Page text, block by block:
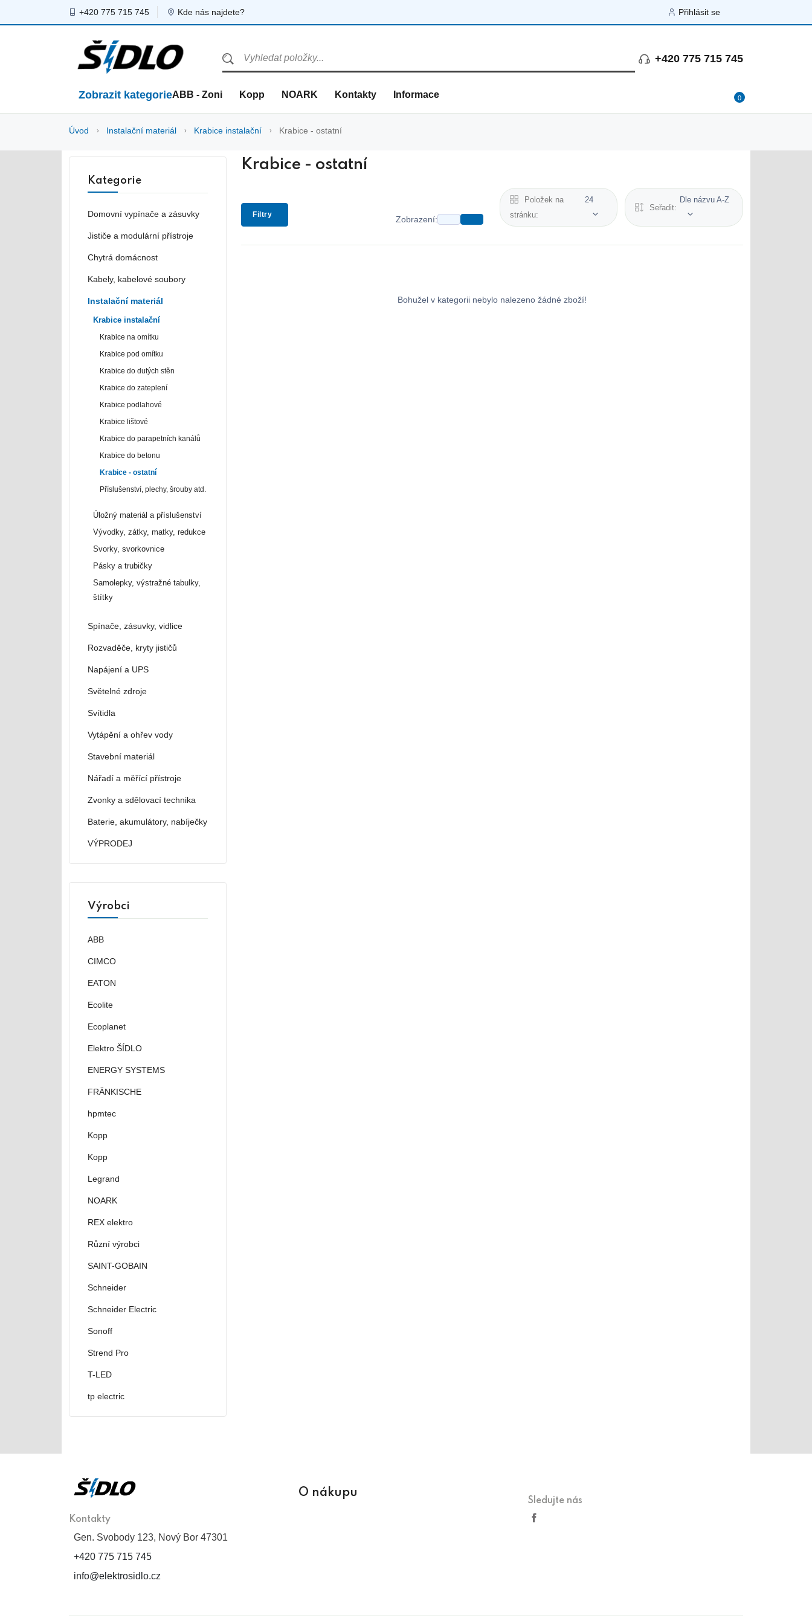
+420 775 715 745 Kde nás najdete? Přihlásit se
+420 775 715 745
Zobrazit kategorieABB - Zoni Kopp NOARK Kontakty Informace 0
Úvod Instalační materiál Krabice instalační Krabice - ostatní
Krabice - ostatní
Filtry Zobrazení:
Položek na
stránku:
24
Seřadit:
Dle názvu A-Z
Bohužel v kategorii nebylo nalezeno žádné zboží!
Kategorie
Domovní vypínače a zásuvky
Jističe a modulární přístroje
Chytrá domácnost
Kabely, kabelové soubory
Instalační materiál
Krabice instalační
Krabice na omítku
Krabice pod omítku
Krabice do dutých stěn
Krabice do zateplení
Krabice podlahové
Krabice lištové
Krabice do parapetních kanálů
Krabice do betonu
Krabice - ostatní
Příslušenství, plechy, šrouby atd.
Úložný materiál a příslušenství
Vývodky, zátky, matky, redukce
Svorky, svorkovnice
Pásky a trubičky
Samolepky, výstražné tabulky,
štítky
Spínače, zásuvky, vidlice
Rozvaděče, kryty jističů
Napájení a UPS
Světelné zdroje
Svítidla
Vytápění a ohřev vody
Stavební materiál
Nářadí a měřící přístroje
Zvonky a sdělovací technika
Baterie, akumulátory, nabíječky
VÝPRODEJ
Výrobci
ABB
CIMCO
EATON
Ecolite
Ecoplanet
Elektro ŠÍDLO
ENERGY SYSTEMS
FRÄNKISCHE
hpmtec
Kopp
Kopp
Legrand
NOARK
REX elektro
Různí výrobci
SAINT-GOBAIN
Schneider
Schneider Electric
Sonoff
Strend Pro
T-LED
tp electric
Kontakty
Gen. Svobody 123, Nový Bor 47301
+420 775 715 745
info@elektrosidlo.cz
O nákupu
Sledujte nás